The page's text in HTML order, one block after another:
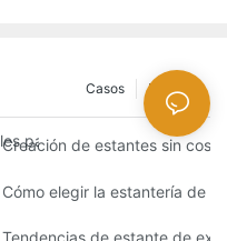
Noticias
Casos
para supermercados: un
Creación de estantes sin
con diseños creativos de
Cómo elegir la estantería de